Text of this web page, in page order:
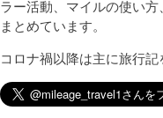
ラー活動、マイルの使い
まとめています。
コロナ禍以降は主に旅行記